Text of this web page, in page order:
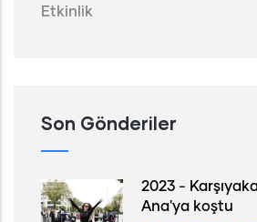
Etkinlik
Son Gönderiler
2023 -
Ana'ya koştu